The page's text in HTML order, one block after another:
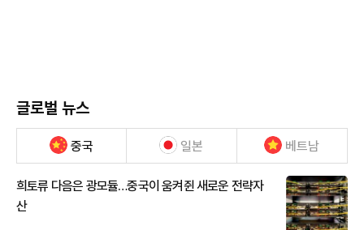
글로벌 뉴스
중국 일본 베트남
희토류 다음은 광모듈…중국이 움켜쥔 새로운 전략자
산